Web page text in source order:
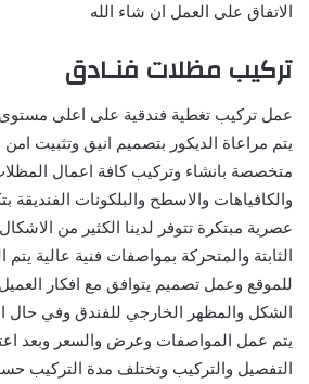
الاتفاق على العمل ان شاء الله
تركيب مظلات فنـادق
عمل تركيب تغطية فندقية على اعلى
يتم مراعاة الديكور بتصميم انيق وتثبيت
متخصصة بانشاء وتركيب كافة اعمال
والكافياهات والاسطح والبلكونات الفنديقة
عصرية مبتكرة تتوفر لدينا الكثير من
الثابتة والمتحركة بمواصفات فنية عالية
للموقع وعمل تصميم يتوافق مع افكار
الشكل والمظهر الخارجي للفندق وفي حال
يتم عمل المواصفات وعرض والسعر وبعد
التفصيل والتركيب وتختلف مدة التركيب